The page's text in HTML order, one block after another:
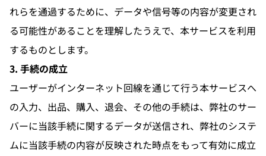
れらを通過するために、データや信号等の内容が変更され
る可能性があることを理解したうえで、本サービスを利用
するものとします。
3. 手続の成立
ユーザーがインターネット回線を通じて行う本サービスへ
の入力、出品、購入、退会、その他の手続は、弊社のサー
バーに当該手続に関するデータが送信され、弊社のシステ
ムに当該手続の内容が反映された時点をもって有効に成立